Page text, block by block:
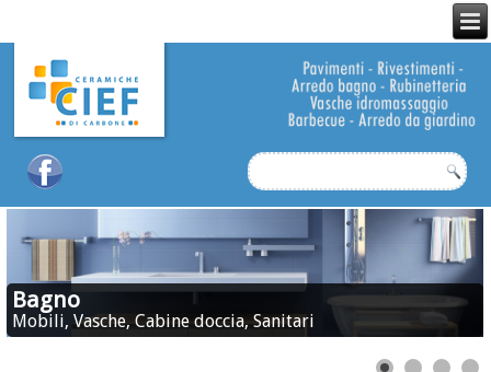
Bagno
Mobili, Vasche, Cabine doccia, Sanitari